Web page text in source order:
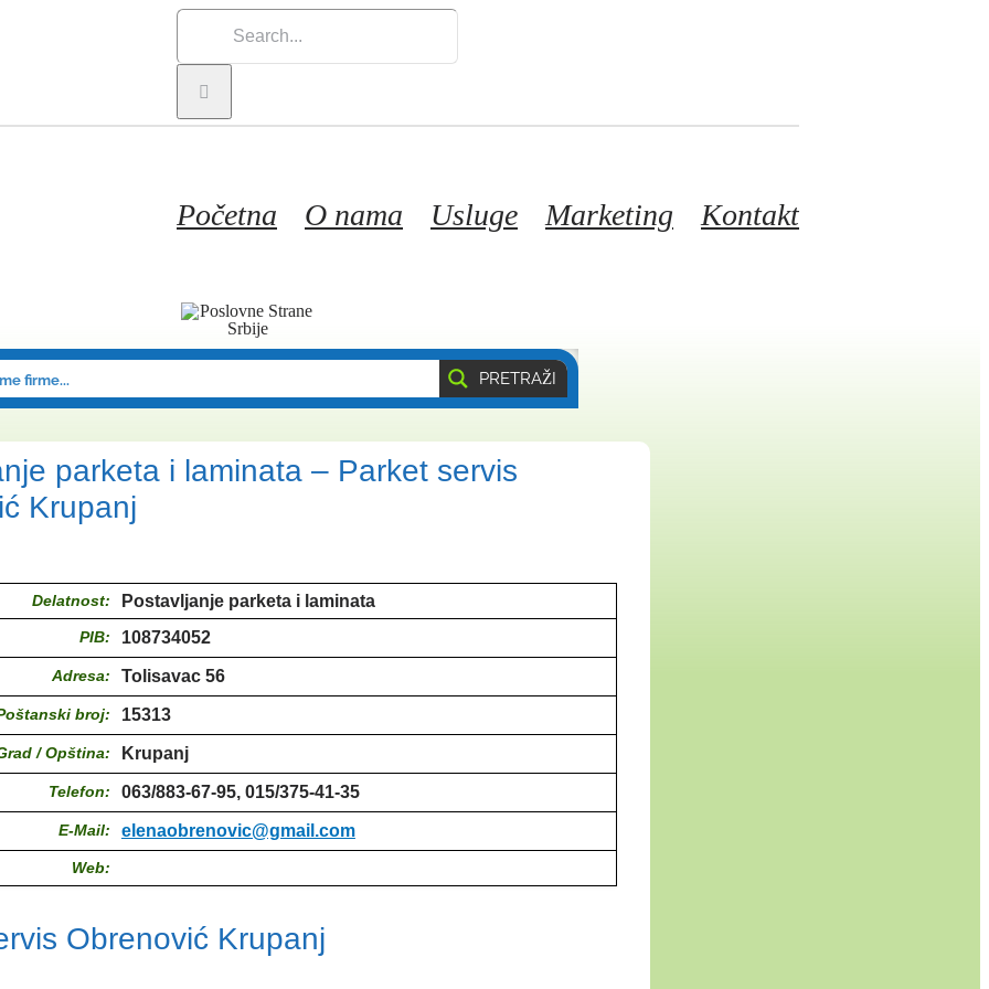
Search
Početna O nama Usluge Marketing Kontakt
PRETRAŽI
parketa i laminata – Parket servis
Krupanj
Delatnost: Postavljanje parketa i laminata
PIB: 108734052
Adresa: Tolisavac 56
broj: 15313
/ Opština: Krupanj
Telefon: 063/883-67-95, 015/375-41-35
E-Mail: elenaobrenovic@gmail.com
Web:
Obrenović Krupanj